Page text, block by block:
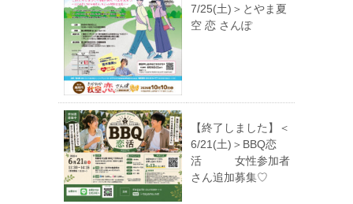
7/25(土)＞とやま夏
空 恋 さんぽ
【終了しました】＜
6/21(土)＞BBQ恋
活 女性参加者
さん追加募集♡